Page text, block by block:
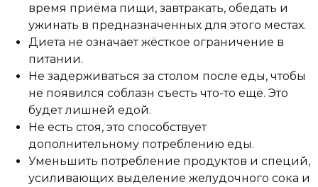
время приёма пищи, завтракать, обедать и
ужинать в предназначенных для этого местах.
Диета не означает жёсткое ограничение в
питании.
Не задерживаться за столом после еды, чтобы
не появился соблазн съесть что-то ещё. Это
будет лишней едой.
Не есть стоя, это способствует
дополнительному потреблению еды.
Уменьшить потребление продуктов и специй,
усиливающих выделение желудочного сока и